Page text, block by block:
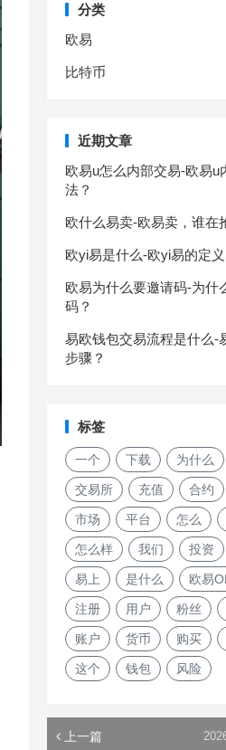
分类
欧易
比特币
近期文章
欧易u怎么内部交易-欧易u
法？
欧什么易卖-欧易卖，谁在
欧yi易是什么-欧yi易的定义
欧易为什么要邀请码-为什
码？
易欧钱包交易流程是什么-
步骤？
标签
一个 下载 为什么
交易所 充值 合约
市场 平台 怎么
怎么样 我们 投资
易上 是什么 欧易
注册 用户 粉丝
账户 货币 购买
这个 钱包 风险
上一篇